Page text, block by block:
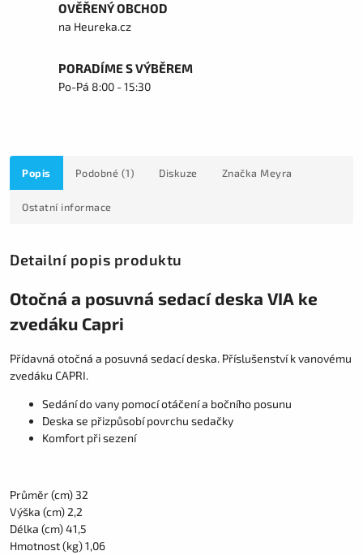
OVĚŘENÝ OBCHOD
na Heureka.cz
PORADÍME S VÝBĚREM
Po-Pá 8:00 - 15:30
Popis Podobné (1) Diskuze Značka Meyra
Ostatní informace
Detailní popis produktu
Otočná a posuvná sedací deska VIA ke
zvedáku Capri
Přídavná otočná a posuvná sedací deska. Příslušenství k vanovému
zvedáku CAPRI.
Sedání do vany pomocí otáčení a bočního posunu
Deska se přizpůsobí povrchu sedačky
Komfort při sezení
Průměr (cm) 32
Výška (cm) 2,2
Délka (cm) 41,5
Hmotnost (kg) 1,06